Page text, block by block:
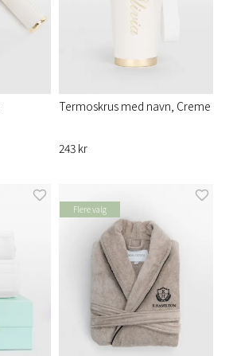
Termoskrus med navn, Creme
243 kr
Flere valg